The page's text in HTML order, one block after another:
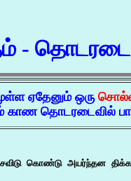
-
ஏதேனும் ஒரு
காண தொடரடைவில்
கொண்டு அயர்ந்தன